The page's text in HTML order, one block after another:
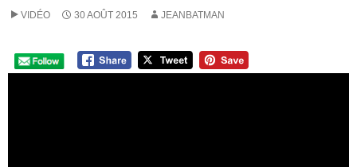
VIDÉO 30 AOÛT 2015 JEANBATMAN